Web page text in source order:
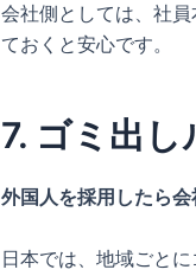
会社側としては、社
ておくと安心です。
7. ゴミ出
外国人を採用したら
日本では、地域ごと